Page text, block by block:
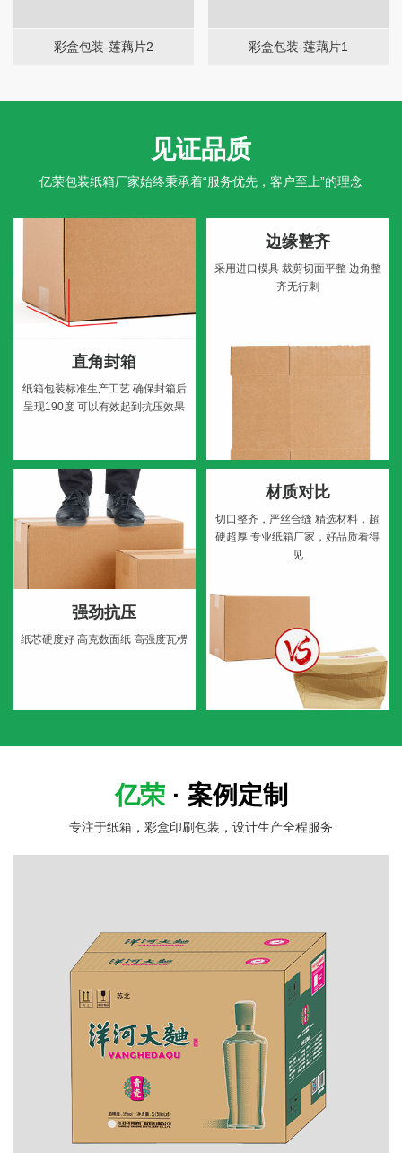
彩盒包装-莲藕片2 彩盒包装-莲藕片1
见证品质
亿荣包装纸箱厂家始终秉承着“服务优先，客户至上”的理念
直角封箱
纸箱包装标准生产工艺确保封箱后
呈现190度 可以有效起到抗压效果
边缘整齐
采用进口模具裁剪切面平整边角整
齐无行刺
强劲抗压
纸芯硬度好 高克数面纸 高强度瓦楞
材质对比
切口整齐，严丝合缝 精选材料，超
硬超厚 专业纸箱厂家，好品质看得
见
亿荣 · 案例定制
专注于纸箱，彩盒印刷包装，设计生产全程服务